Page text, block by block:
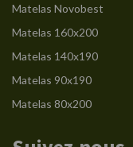
Matelas Novobest
Matelas 160x200
Matelas 140x190
Matelas 90x190
Matelas 80x200